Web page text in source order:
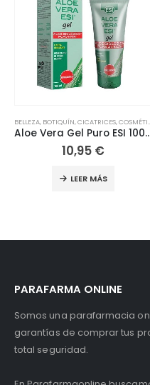
HIGIENE Y SALUD,OCULAR,OJOS,ÓPTICA
BELLEZA, BOTIQUÍN,CICATRICES,COSMÉTICA NATURAL
Aloe Vera
10,95 €
LEER MÁS
PARAFARMA ONLINE
Somos una parafarmacia
garantías de comprar tus
total seguridad.